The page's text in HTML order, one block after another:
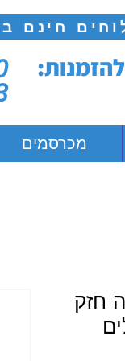
חינם
להזמנות:
מכרסמים
חזק